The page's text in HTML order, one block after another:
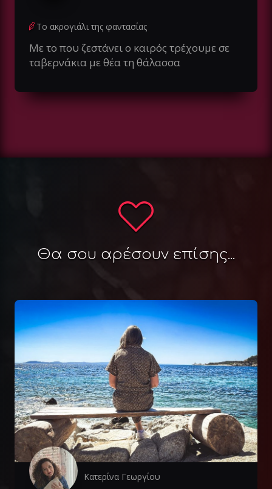
Το ακρογιάλι της φαντασίας
Με το που ζεστάνει ο καιρός τρέχουμε σε
ταβερνάκια με θέα τη θάλασσα
Θα σου αρέσουν επίσης...
Κατερίνα Γεωργίου